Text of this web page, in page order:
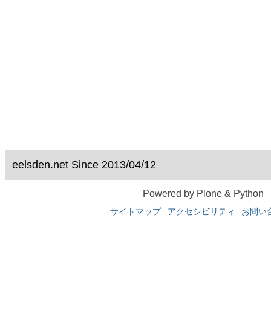
eelsden.net Since 2013/04/12
Powered by Plone & Python
サイトマップ アクセシビリティ お問い